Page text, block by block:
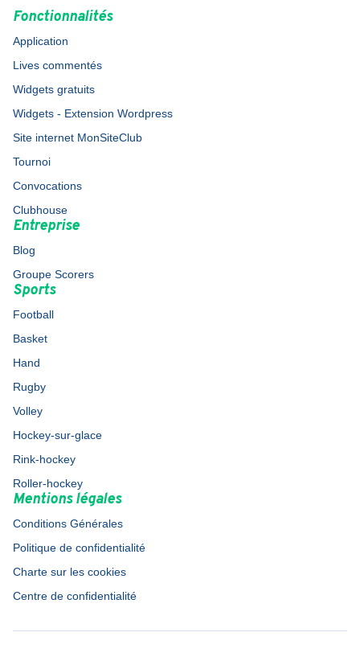
Fonctionnalités
Application
Lives commentés
Widgets gratuits
Widgets - Extension Wordpress
Site internet MonSiteClub
Tournoi
Convocations
Clubhouse
Entreprise
Blog
Groupe Scorers
Sports
Football
Basket
Hand
Rugby
Volley
Hockey-sur-glace
Rink-hockey
Roller-hockey
Mentions légales
Conditions Générales
Politique de confidentialité
Charte sur les cookies
Centre de confidentialité